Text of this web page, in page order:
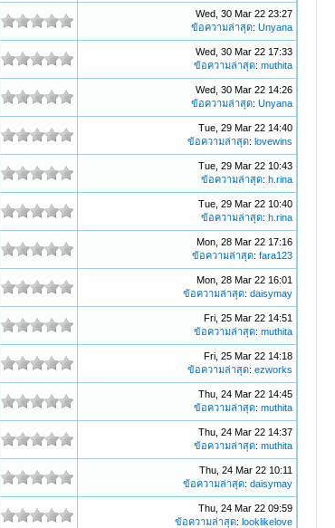
Wed, 30 Mar 22 23:27
ข้อความล่าสุด: Unyana
Wed, 30 Mar 22 17:33
ข้อความล่าสุด: muthita
Wed, 30 Mar 22 14:26
ข้อความล่าสุด: Unyana
Tue, 29 Mar 22 14:40
ข้อความล่าสุด: lovewins
Tue, 29 Mar 22 10:43
ข้อความล่าสุด: h.rina
Tue, 29 Mar 22 10:40
ข้อความล่าสุด: h.rina
Mon, 28 Mar 22 17:16
ข้อความล่าสุด: fara123
Mon, 28 Mar 22 16:01
ข้อความล่าสุด: daisymay
Fri, 25 Mar 22 14:51
ข้อความล่าสุด: muthita
Fri, 25 Mar 22 14:18
ข้อความล่าสุด: ezworks
Thu, 24 Mar 22 14:45
ข้อความล่าสุด: muthita
Thu, 24 Mar 22 14:37
ข้อความล่าสุด: muthita
Thu, 24 Mar 22 10:11
ข้อความล่าสุด: daisymay
Thu, 24 Mar 22 09:59
ข้อความล่าสุด: looklikelove